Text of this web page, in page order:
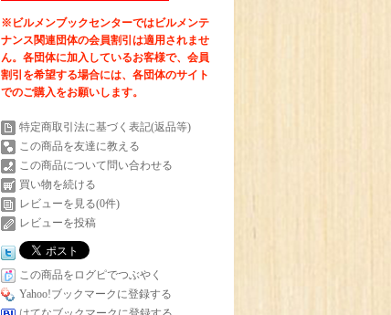
※ビルメンブックセンターではビルメンテ
ナンス関連団体の会員割引は適用されませ
ん。各団体に加入しているお客様で、会員
割引を希望する場合には、各団体のサイト
でのご購入をお願いします。
特定商取引法に基づく表記(返品等)
この商品を友達に教える
この商品について問い合わせる
買い物を続ける
レビューを見る(0件)
レビューを投稿
この商品をログピでつぶやく
Yahoo!ブックマークに登録する